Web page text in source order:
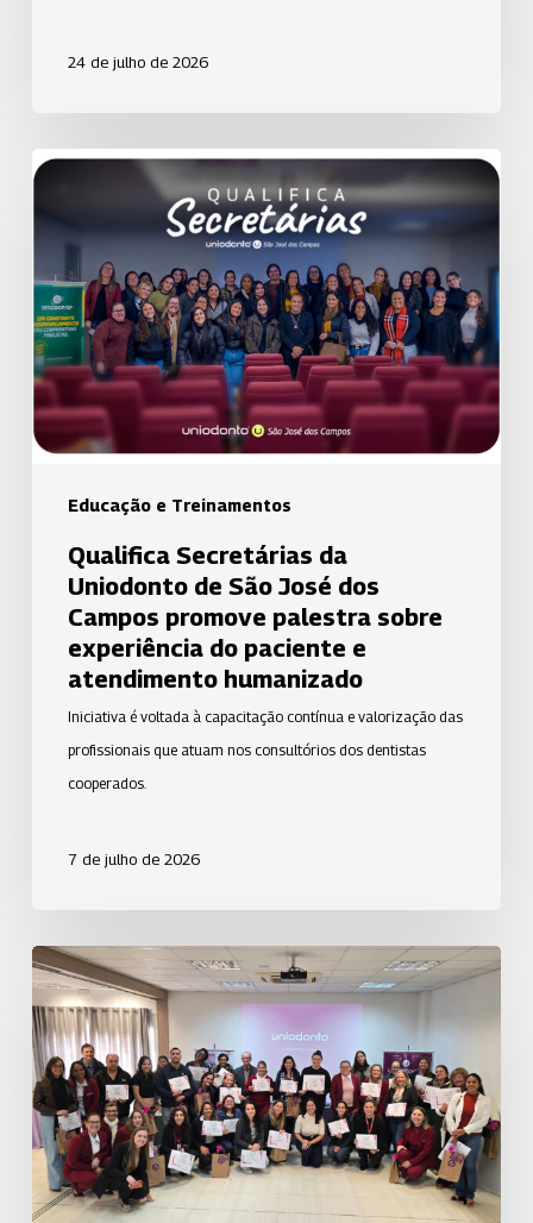
24 de julho de 2026
Educação e Treinamentos
Qualifica
da
Uniodonto
de
São
José
dos
Campos
palestra
experiência
paciente
humanizado
Qualifica Secretárias da
Uniodonto de São José dos
Campos promove palestra sobre
experiência do paciente e
atendimento humanizado
Iniciativa é voltada à capacitação contínua e valorização das
profissionais que atuam nos consultórios dos dentistas
cooperados.
7 de julho de 2026
Uniodonto
Piracicaba
realiza
encontro
com
RHs